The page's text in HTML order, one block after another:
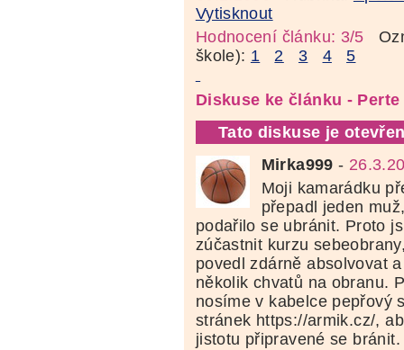
Vytisknout
Hodnocení článku: 3/5
škole): 1 2 3 4 5
Diskuse ke článku -
Tato diskuse je
Mirka999 -
Moji kamarádku
přepadl jeden
podařilo se ubránit. Proto
zúčastnit kurzu
povedl zdárně absolvovat
několik chvatů na obranu.
nosíme v kabelce pepřový
stránek https://armik.cz/,
jistotu připravené se bránit.